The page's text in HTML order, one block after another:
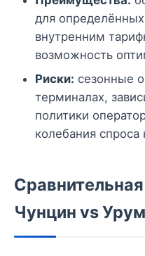
для
внутренним
возможность
Риски: сезонные
терминалах,
политики
колебания
Чунцин vs